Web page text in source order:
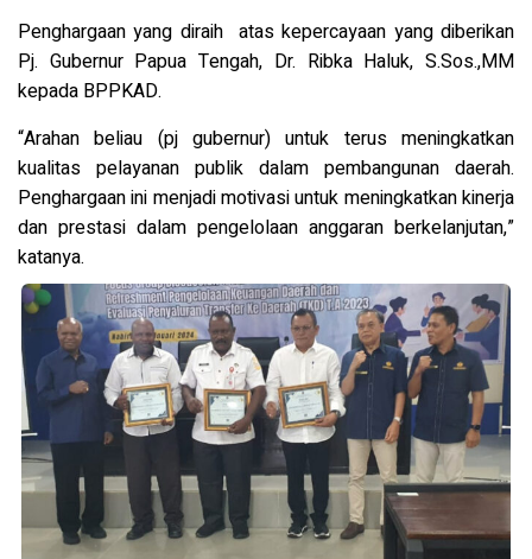
Penghargaan yang diraih atas kepercayaan yang diberikan
Pj. Gubernur Papua Tengah, Dr. Ribka Haluk, S.Sos.,MM
kepada BPPKAD.
“Arahan beliau (pj gubernur) untuk terus meningkatkan
kualitas pelayanan publik dalam pembangunan daerah.
Penghargaan ini menjadi motivasi untuk meningkatkan kinerja
dan prestasi dalam pengelolaan anggaran berkelanjutan,”
katanya.